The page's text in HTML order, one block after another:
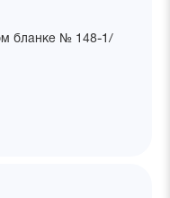
бланке № 148-1/